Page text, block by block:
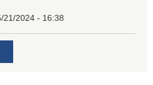
21/2024 - 16:38